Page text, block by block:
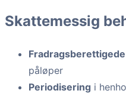
Skattemessig
påløper
Periodisering i